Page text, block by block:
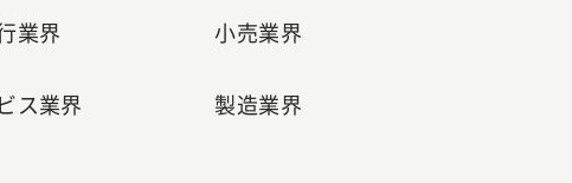
業界 小売業界
ス業界 製造業界